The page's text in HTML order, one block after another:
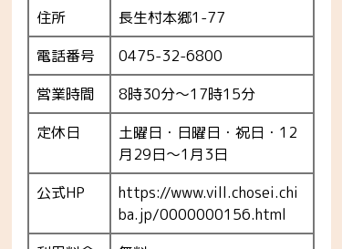
住所
長生村本郷1-77
電話番号
0475-32-6800
営業時間
8時30分～17時15分
定休日
土曜日・日曜日・祝日・12
月29日〜1月3日
公式HP
https://www.vill.chosei.chi
ba.jp/0000000156.html